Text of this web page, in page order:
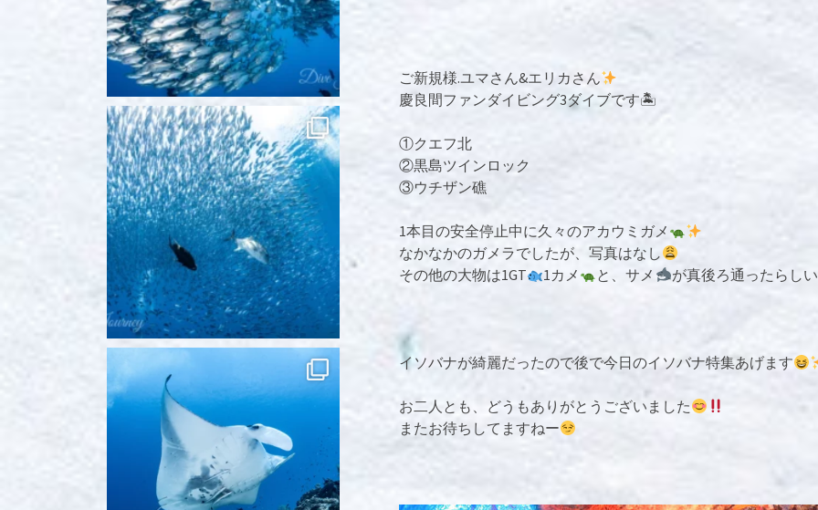
ご新規様.ユマさん&エリカさん
慶良間ファンダイビング3ダイブです🏝
①クエフ北
②黒島ツインロック
③ウチザン礁
1本目の安全停止中に久々のアカウミガメ
なかなかのガメラでしたが、写真はなし
その他の大物は1GT
1カメ と、サメ が真後ろ通ったらし
イソバナが綺麗だったので後で今日のイソバナ特集あげます
お二人とも、どうもありがとうございました
またお待ちしてますねー